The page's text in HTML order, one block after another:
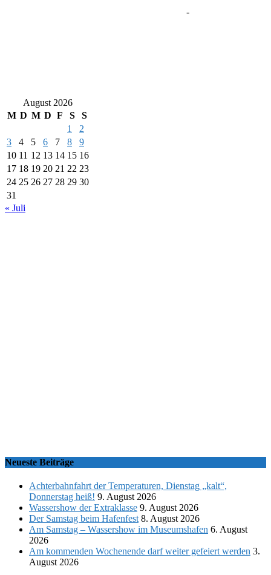
-
August 2026
M D M D F S
S
1
2
3
4 5 6 7 8
9
10 11 12 13 14 15 16
17 18 19 20 21 22 23
24 25 26 27 28 29 30
31
« Juli
Neueste Beiträge
Achterbahnfahrt der Temperaturen, Dienstag „kalt“,
Donnerstag heiß! 9. August 2026
Wassershow der Extraklasse 9. August 2026
Der Samstag beim Hafenfest 8. August 2026
Am Samstag – Wassershow im Museumshafen 6. August
2026
Am kommenden Wochenende darf weiter gefeiert werden 3.
August 2026